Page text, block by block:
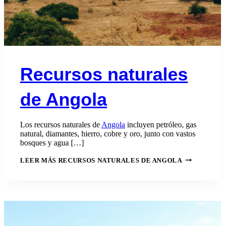
Recursos naturales
de Angola
Los recursos naturales de Angola incluyen petróleo, gas
natural, diamantes, hierro, cobre y oro, junto con vastos
bosques y agua […]
LEER MÁS RECURSOS NATURALES DE ANGOLA